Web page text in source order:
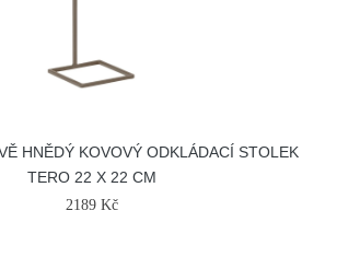
HNĚDÝ KOVOVÝ ODKLÁDACÍ STOLEK
TERO 22 X 22 CM
2189 Kč